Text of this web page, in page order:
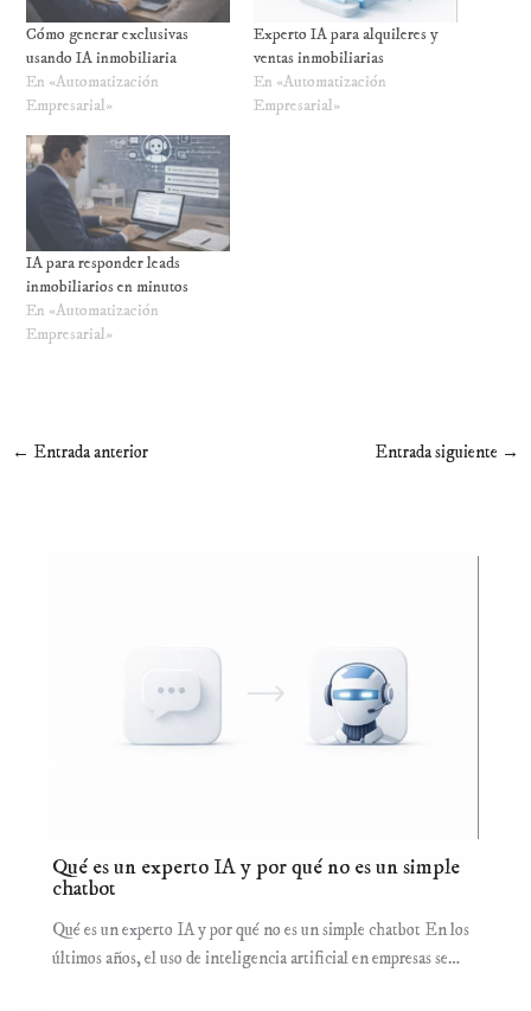
Cómo generar exclusivas
usando IA inmobiliaria
En «Automatización
Empresarial»
Experto IA para alquileres y
ventas inmobiliarias
En «Automatización
Empresarial»
IA para responder leads
inmobiliarios en minutos
En «Automatización
Empresarial»
← Entrada anterior Entrada siguiente →
Qué es un experto IA y por qué no es un simple
chatbot
Qué es un experto IA y por qué no es un simple chatbot En los
últimos años, el uso de inteligencia artificial en empresas se…